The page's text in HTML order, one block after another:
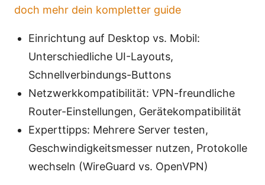
doch mehr dein kompletter guide
Einrichtung auf Desktop vs. Mobil:
Unterschiedliche UI-Layouts,
Schnellverbindungs-Buttons
Netzwerkkompatibilität: VPN-freundliche
Router-Einstellungen, Gerätekompatibilität
Experttipps: Mehrere Server testen,
Geschwindigkeitsmesser nutzen, Protokolle
wechseln (WireGuard vs. OpenVPN)